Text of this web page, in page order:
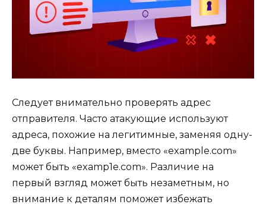
Следует внимательно проверять адрес
отправителя. Часто атакующие используют
адреса, похожие на легитимные, заменяя одну-
две буквы. Например, вместо «example.com»
может быть «examp1e.com». Различие на
первый взгляд может быть незаметным, но
внимание к деталям поможет избежать